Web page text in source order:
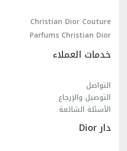
Christian Dior Couture
Parfums Christian Dior
خدمات العملاء
التواصل
التوصيل والإرجاع
الأسئلة الشائعة
دار Dior